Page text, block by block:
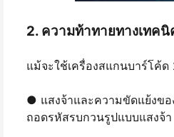
2. ความท้าทายทางเทค
แม้จะใช้เครื่องสแกนบาร์โค้
● แสงจ้าและความขัดแย้งขอ
ถอดรหัสรบกวนรูปแบบแสงจ้า